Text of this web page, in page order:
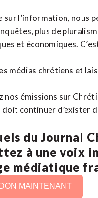
l’information, nous
plus de
et économiques.
médias chrétiens et
émissions sur
continuer d’exister
du Journal
à une voix
médiatique
MAINTENANT